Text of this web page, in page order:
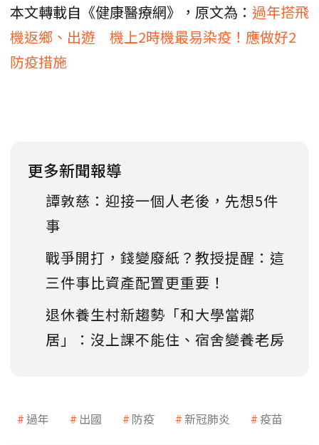
本文轉載自《健康醫療網》，原文為： 過年搭飛
機返鄉、出遊 機上2時機最易染疫！應做好2
防疫措施
更多新聞報導
譚敦慈：迎接一個人老後，先想5件
事
戰爭開打，錢變廢紙？教授提醒：這
三件事比資產配置更重要！
退休養生村新趨勢「和大學當鄰
居」：沒上課不能住、宿舍變養老房
過年 出國 防疫 新冠肺炎 疫苗